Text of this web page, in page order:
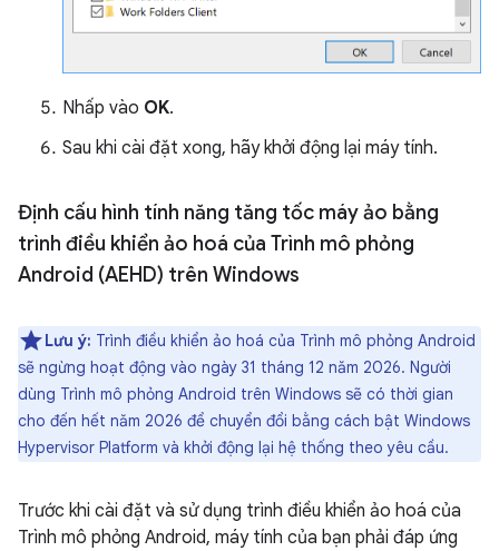
Nhấp vào OK.
Sau khi cài đặt xong, hãy khởi động lại máy tính.
Định cấu hình tính năng tăng tốc máy ảo bằng
trình điều khiển ảo hoá của Trình mô phỏng
Android (AEHD) trên Windows
Lưu ý: Trình điều khiển ảo hoá của Trình mô phỏng Android
sẽ ngừng hoạt động vào ngày 31 tháng 12 năm 2026. Người
dùng Trình mô phỏng Android trên Windows sẽ có thời gian
cho đến hết năm 2026 để chuyển đổi bằng cách bật Windows
Hypervisor Platform và khởi động lại hệ thống theo yêu cầu.
Trước khi cài đặt và sử dụng trình điều khiển ảo hoá của
Trình mô phỏng Android, máy tính của bạn phải đáp ứng